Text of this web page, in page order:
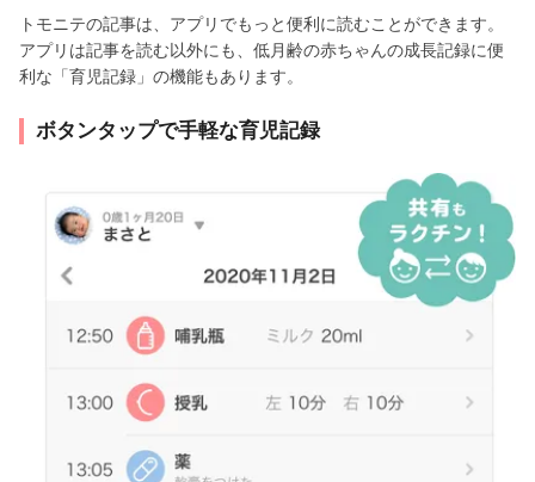
トモニテの記事は、アプリでもっと便利に読むことができます。
アプリは記事を読む以外にも、低月齢の赤ちゃんの成長記録に便
利な「育児記録」の機能もあります。
ボタンタップで手軽な育児記録